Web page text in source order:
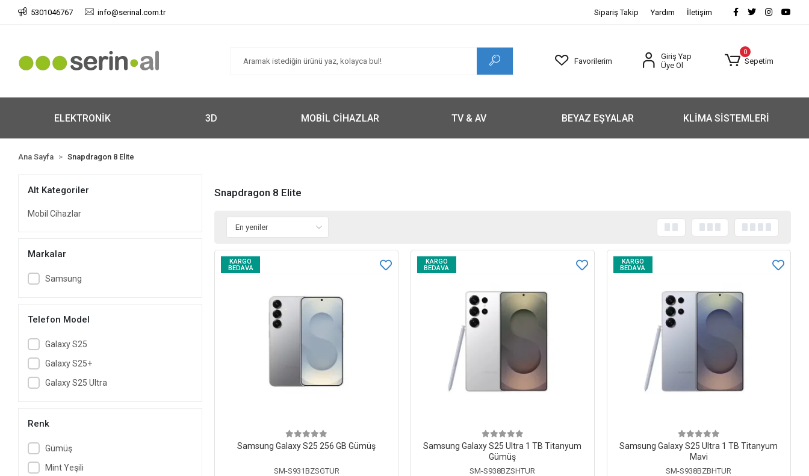
5301046767 info@serinal.com.tr Sipariş Takip Yardım İletişim
Favorilerim
Giriş Yap
Üye Ol
0
Sepetim
ELEKTRONİK 3D MOBİL CİHAZLAR TV & AV BEYAZ EŞYALAR KLİMA SİSTEMLERİ
Ana Sayfa Snapdragon 8 Elite
Alt Kategoriler
Mobil Cihazlar
Markalar
Samsung
Telefon Model
Galaxy S25
Galaxy S25+
Galaxy S25 Ultra
Renk
Gümüş
Mint Yeşili
Snapdragon 8 Elite
KARGO
BEDAVA
Samsung Galaxy S25 256 GB Gümüş
SM-S931BZSGTUR
KARGO
BEDAVA
Samsung Galaxy S25 Ultra 1 TB Titanyum
Gümüş
SM-S938BZSHTUR
KARGO
BEDAVA
Samsung Galaxy S25 Ultra 1 TB Titanyum
Mavi
SM-S938BZBHTUR